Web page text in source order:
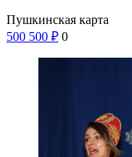
Пушкинская карта
500 500 ₽ 0